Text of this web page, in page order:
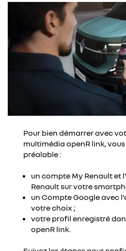
Pour bien démarrer avec
multimédia openR link,
préalable :
un compte My Renault et
Renault sur votre
un Compte Google avec
votre choix ;
votre profil enregistré
openR link.